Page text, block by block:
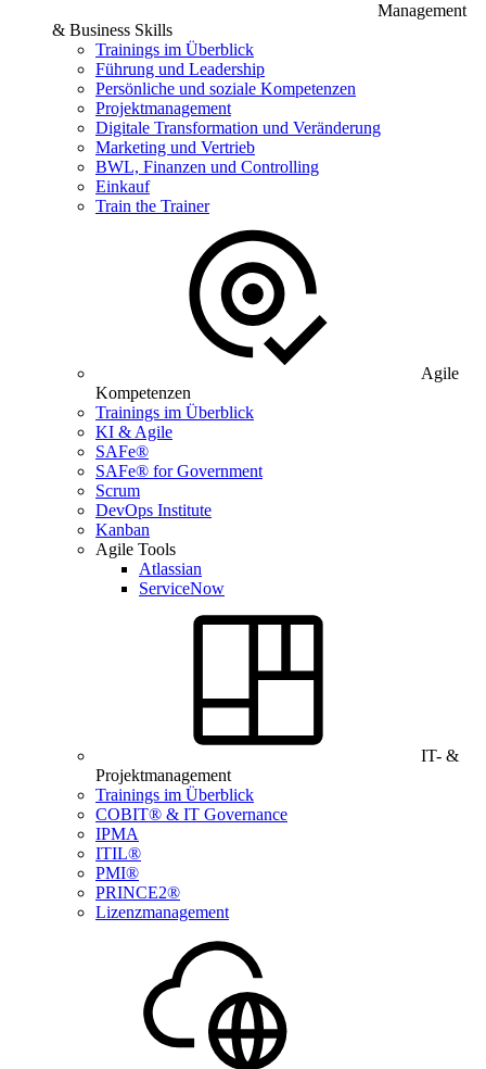
Management
& Business Skills
Trainings im Überblick
Führung und Leadership
Persönliche und soziale Kompetenzen
Projektmanagement
Digitale Transformation und Veränderung
Marketing und Vertrieb
BWL, Finanzen und Controlling
Einkauf
Train the Trainer
Agile
Kompetenzen
Trainings im Überblick
KI & Agile
SAFe®
SAFe® for Government
Scrum
DevOps Institute
Kanban
Agile Tools
Atlassian
ServiceNow
IT- &
Projektmanagement
Trainings im Überblick
COBIT® & IT Governance
IPMA
ITIL®
PMI®
PRINCE2®
Lizenzmanagement